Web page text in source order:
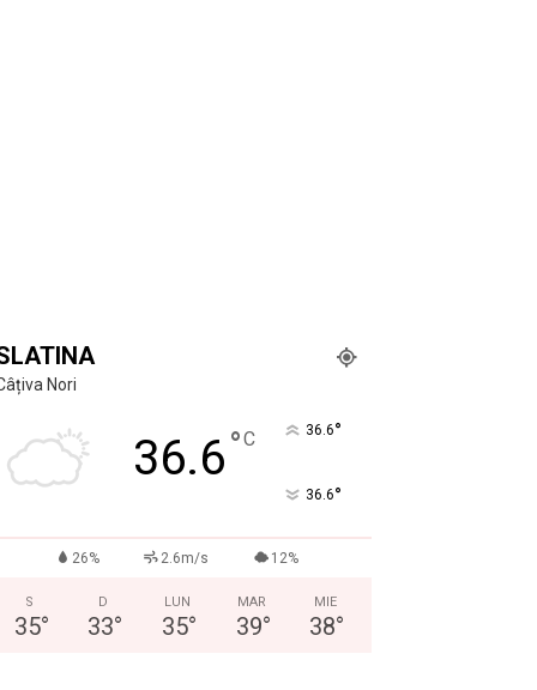
Nori
36.6°C 36.6°
36.6°
26% 2.6m/s 12%
S
35°
D
33°
LUN
35°
MAR
39°
MIE
38°